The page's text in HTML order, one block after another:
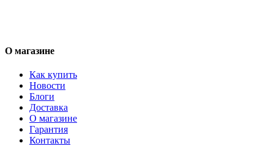
О магазине
Как купить
Новости
Блоги
Доставка
О магазине
Гарантия
Контакты